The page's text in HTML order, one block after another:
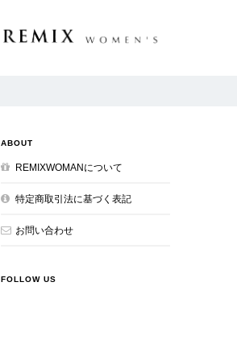
ABOUT
REMIXWOMANについて
特定商取引法に基づく表記
お問い合わせ
FOLLOW US